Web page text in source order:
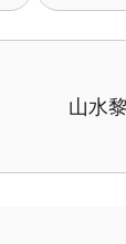
山水